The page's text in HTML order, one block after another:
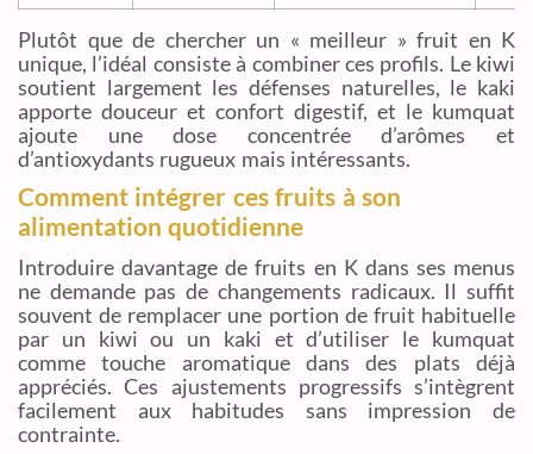
Plutôt que de chercher un « meilleur » fruit en K
unique, l’idéal consiste à combiner ces profils. Le kiwi
soutient largement les défenses naturelles, le kaki
apporte douceur et confort digestif, et le kumquat
ajoute une dose concentrée d’arômes et
d’antioxydants rugueux mais intéressants.
Comment intégrer ces fruits à son
alimentation quotidienne
Introduire davantage de fruits en K dans ses menus
ne demande pas de changements radicaux. Il suffit
souvent de remplacer une portion de fruit habituelle
par un kiwi ou un kaki et d’utiliser le kumquat
comme touche aromatique dans des plats déjà
appréciés. Ces ajustements progressifs s’intègrent
facilement aux habitudes sans impression de
contrainte.